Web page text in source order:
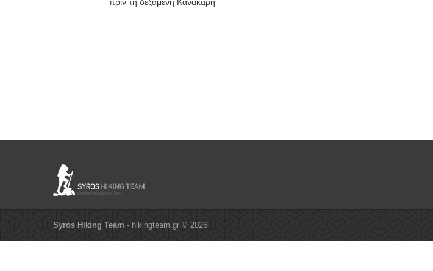
Syros Hiking Team - hikingteam.gr © 2026